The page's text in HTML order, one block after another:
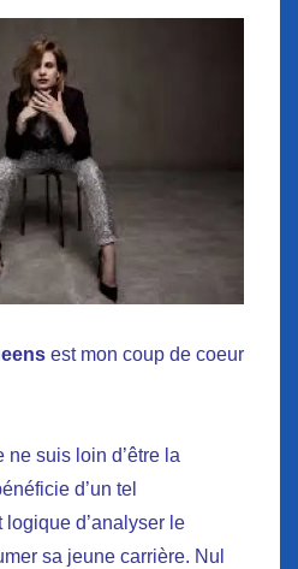
est mon coup de coeur
ne suis loin d’être la
d’un tel
logique d’analyser le
sa jeune carrière. Nul